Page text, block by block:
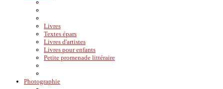
Livres
Textes épars
Livres d'artistes
Livres pour enfants
Petite promenade littéraire
Photographie